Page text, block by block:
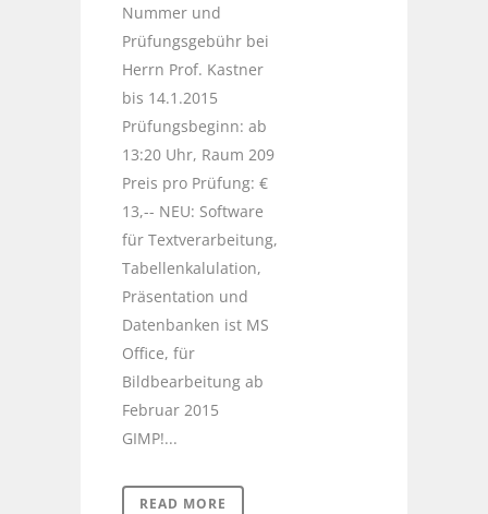
Nummer und
Prüfungsgebühr bei
Herrn Prof. Kastner
bis 14.1.2015
Prüfungsbeginn: ab
13:20 Uhr, Raum 209
Preis pro Prüfung: €
13,-- NEU: Software
für Textverarbeitung,
Tabellenkalulation,
Präsentation und
Datenbanken ist MS
Office, für
Bildbearbeitung ab
Februar 2015
GIMP!...
READ MORE